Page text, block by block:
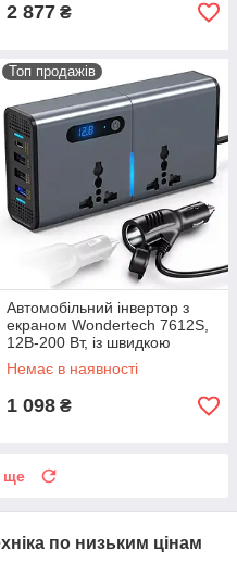
2 877 ₴
Топ продажів
Автомобільний інвертор з
екраном Wondertech 7612S,
12В-200 Вт, із швидкою
зарядкою QC та PD, 4 порти
Немає в наявності
1 098 ₴
ще
по низьким цінам